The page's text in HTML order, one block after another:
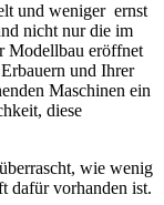
und weniger ernst
nicht nur die im
Modellbau eröffnet
und Ihrer
Maschinen ein
diese
wie wenig
dafür vorhanden ist.